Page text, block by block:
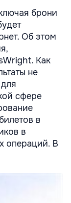
брони
Об этом
Как
не
сфере
в
в
операций. В